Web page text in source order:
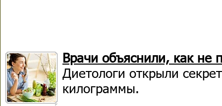
Врачи объяснили, как не
Диетологи открыли
килограммы.